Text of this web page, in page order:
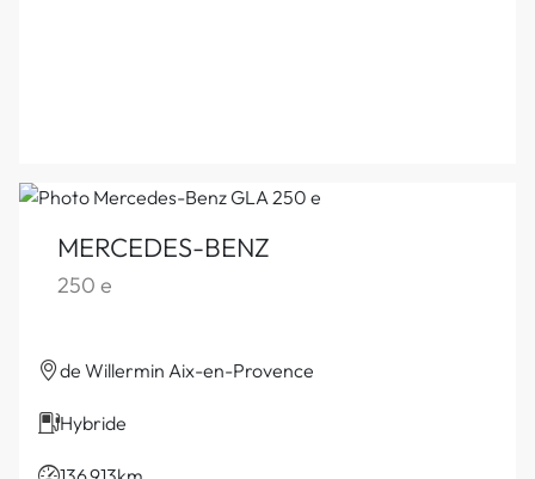
MERCEDES-BENZ
250 e
de Willermin Aix-en-Provence
Hybride